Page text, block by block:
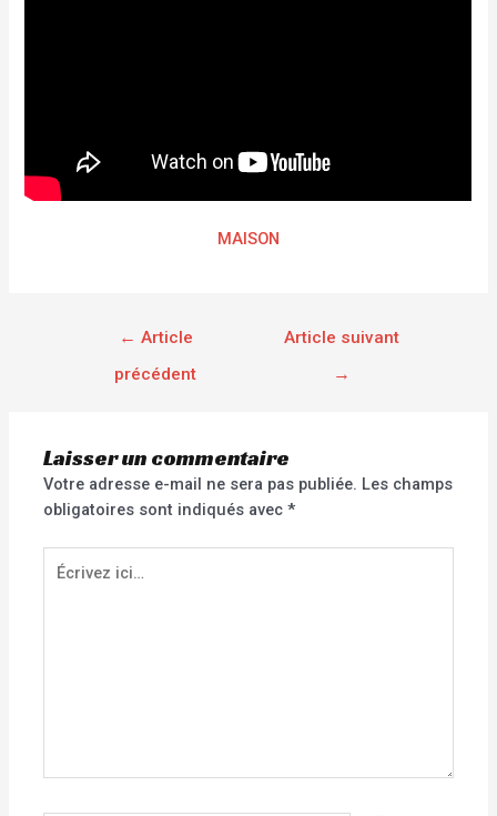
MAISON
← Article
précédent
Article suivant
→
Laisser un commentaire
Votre adresse e-mail ne sera pas publiée. Les champs
obligatoires sont indiqués avec*
Écrivez
ici…